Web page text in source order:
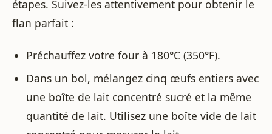
étapes. Suivez-les attentivement pour obtenir le
flan parfait :
Préchauffez votre four à 180°C (350°F).
Dans un bol, mélangez cinq œufs entiers avec
une boîte de lait concentré sucré et la même
quantité de lait. Utilisez une boîte vide de lait